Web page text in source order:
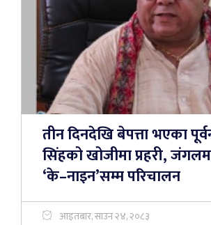
तीन दिनदेखि बेपत्ता भएका
सिंहको खोजीमा प्रहरी,
‘के–नाइन’सम्म परिचालन
आइतबार, साउन २४, २०८३